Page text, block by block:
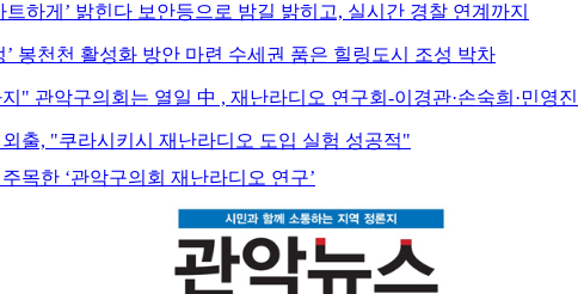
하게’ 밝힌다 보안등으로 밤길 밝히고, 실시간 경찰 연계까지
’ 봉천천 활성화 방안 마련 수세권 품은 힐링도시 조성 박차
" 관악구의회는 열일 中 , 재난라디오 연구회-이경관·손숙희·민영진
출, "쿠라시키시 재난라디오 도입 실험 성공적"
목한 ‘관악구의회 재난라디오 연구’